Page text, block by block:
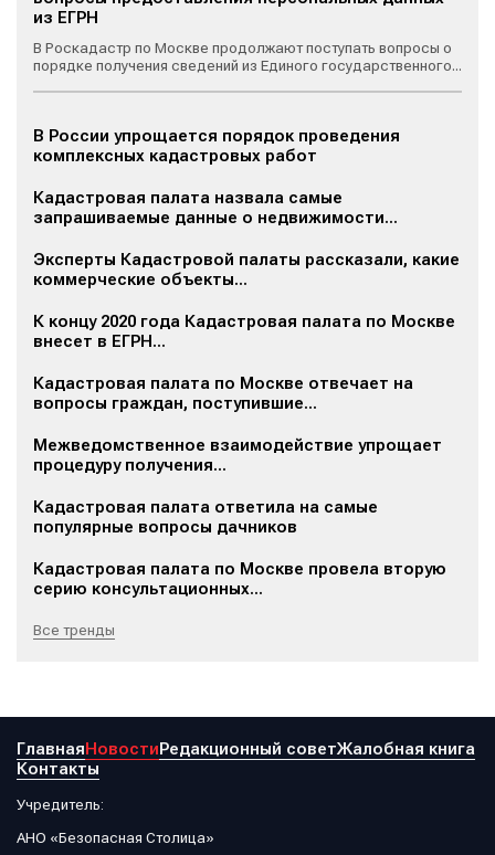
из ЕГРН
В Роскадастр по Москве продолжают поступать вопросы о
порядке получения сведений из Единого государственного...
В России упрощается порядок проведения
комплексных кадастровых работ
Кадастровая палата назвала самые
запрашиваемые данные о недвижимости...
Эксперты Кадастровой палаты рассказали, какие
коммерческие объекты...
К концу 2020 года Кадастровая палата по Москве
внесет в ЕГРН...
Кадастровая палата по Москве отвечает на
вопросы граждан, поступившие...
Межведомственное взаимодействие упрощает
процедуру получения...
Кадастровая палата ответила на самые
популярные вопросы дачников
Кадастровая палата по Москве провела вторую
серию консультационных...
Все тренды
ГлавнаяНовостиРедакционный советЖалобная книга
Контакты
Учредитель:
АНО «Безопасная Столица»